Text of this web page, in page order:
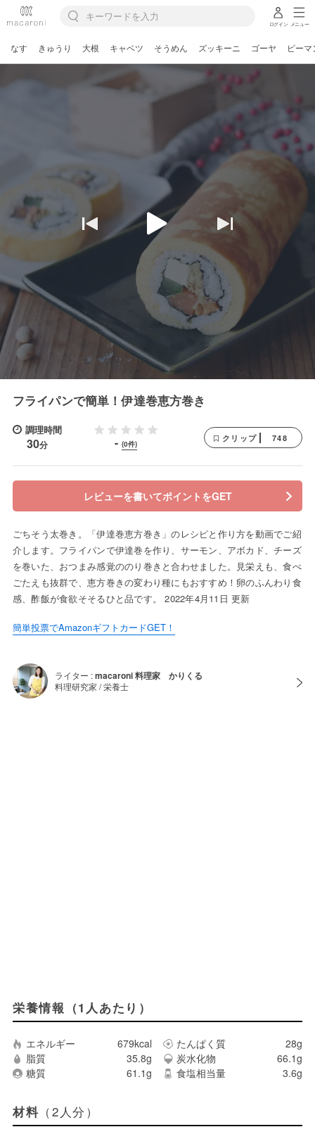
ログイン メニュー
なす きゅうり 大根 キャベツ そうめん ズッキーニ ゴーヤ ピーマ
フライパンで簡単！伊達巻恵方巻き
調理時間
30分 - (0件)
クリップ 748
レビューを書いてポイントをGET
ごちそう太巻き。「伊達巻恵方巻き」のレシピと作り方を動画でご紹
介します。フライパンで伊達巻を作り、サーモン、アボカド、チーズ
を巻いた、おつまみ感覚ののり巻きと合わせました。見栄えも、食べ
ごたえも抜群で、恵方巻きの変わり種にもおすすめ！卵のふんわり食
感、酢飯が食欲そそるひと品です。 2022年4月11日 更新
簡単投票でAmazonギフトカードGET！
ライター :macaroni 料理家 かりくる
料理研究家 / 栄養士
栄養情報（1人あたり）
エネルギー 679kcal たんぱく質
28g
脂質
35.8g 炭水化物
66.1g
糖質
61.1g 食塩相当量 3.6g
材料 （2人分）